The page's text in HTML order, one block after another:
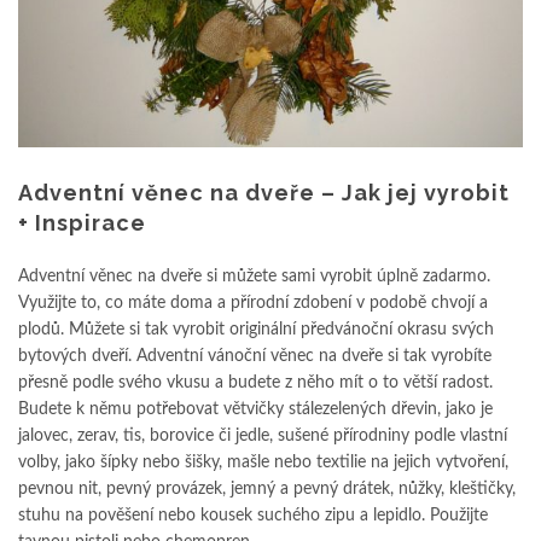
Adventní věnec na dveře – Jak jej vyrobit
+ Inspirace
Adventní věnec na dveře si můžete sami vyrobit úplně zadarmo.
Využijte to, co máte doma a přírodní zdobení v podobě chvojí a
plodů. Můžete si tak vyrobit originální předvánoční okrasu svých
bytových dveří. Adventní vánoční věnec na dveře si tak vyrobíte
přesně podle svého vkusu a budete z něho mít o to větší radost.
Budete k němu potřebovat větvičky stálezelených dřevin, jako je
jalovec, zerav, tis, borovice či jedle, sušené přírodniny podle vlastní
volby, jako šípky nebo šišky, mašle nebo textilie na jejich vytvoření,
pevnou nit, pevný provázek, jemný a pevný drátek, nůžky, kleštičky,
stuhu na pověšení nebo kousek suchého zipu a lepidlo. Použijte